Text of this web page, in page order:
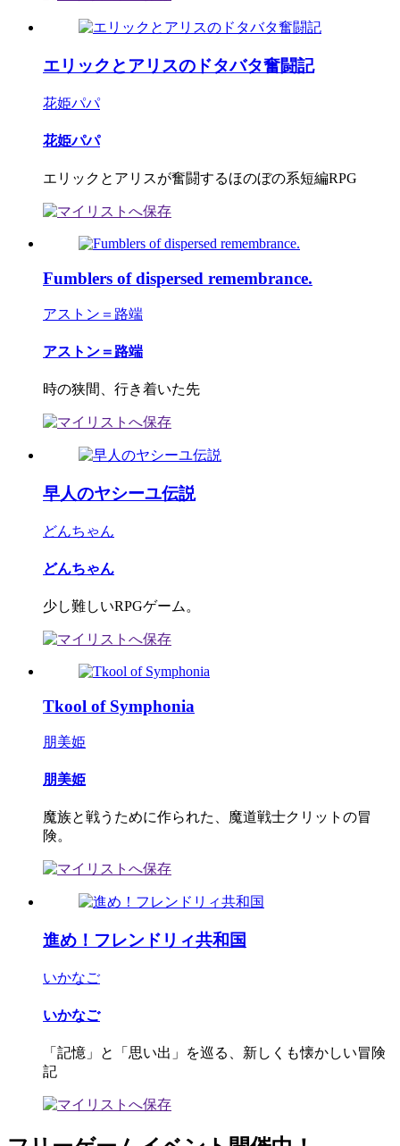
エリックとアリスのドタバタ奮闘記
花姫パパ
花姫パパ
エリックとアリスが奮闘するほのぼの系短編RPG
Fumblers of dispersed remembrance.
アストン＝路端
アストン＝路端
時の狭間、行き着いた先
早人のヤシーユ伝説
どんちゃん
どんちゃん
少し難しいRPGゲーム。
Tkool of Symphonia
朋美姫
朋美姫
魔族と戦うために作られた、魔道戦士クリットの冒
険。
進め！フレンドリィ共和国
いかなご
いかなご
「記憶」と「思い出」を巡る、新しくも懐かしい冒険
記